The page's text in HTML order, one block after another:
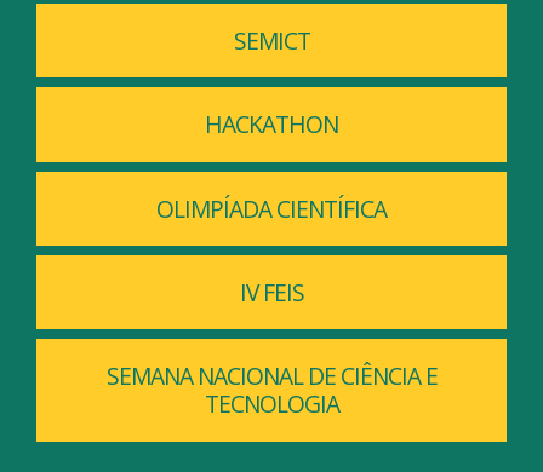
SEMICT
HACKATHON
OLIMPÍADA CIENTÍFICA
IV FEIS
SEMANA NACIONAL DE CIÊNCIA E
TECNOLOGIA